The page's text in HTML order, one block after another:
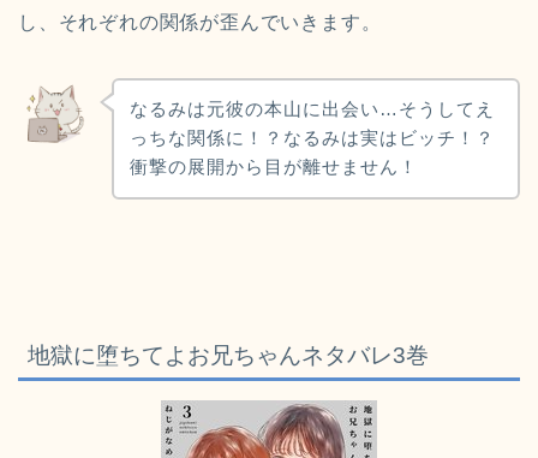
し、それぞれの関係が歪んでいきます。
なるみは元彼の本山に出会い…そうしてえ
っちな関係に！？なるみは実はビッチ！？
衝撃の展開から目が離せません！
地獄に堕ちてよお兄ちゃんネタバレ3巻